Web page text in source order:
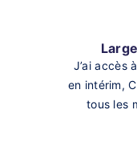
J’ai accès
en intérim,
tous les